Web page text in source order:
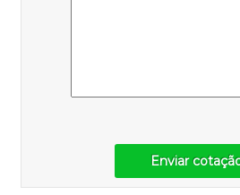
Enviar